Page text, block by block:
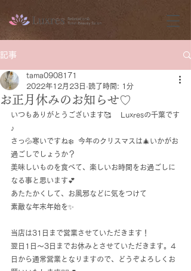
記事
お正月休みのお知らせ♡
tama0908171
2022年12月23日 読了時間: 1分
いつもありがとうございます🥰　 Luxresの千葉です
♪
さっ💦寒いですね❄️  今年のクリスマスは🎄いかがお
過ごしでしょうか？
美味しいものを食べて、楽しいお時間をお過ごしに
なる事と思います💕
あたたかくして、お風邪などに気をつけて
素敵な年末年始を✨
当店は31日まで営業させていただきます！
翌日1日〜3日までお休みとさせていただきます。4
日から通常営業となりますので、どうぞよろしくお